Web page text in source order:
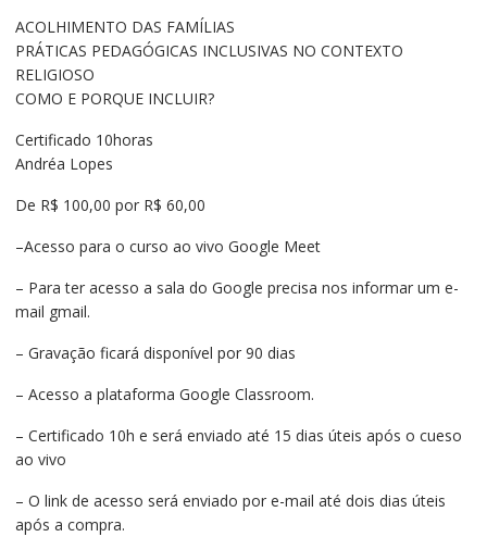
ACOLHIMENTO DAS FAMÍLIAS
PRÁTICAS PEDAGÓGICAS INCLUSIVAS NO CONTEXTO
RELIGIOSO
COMO E PORQUE INCLUIR?
Certificado 10horas
Andréa Lopes
De R$ 100,00 por R$ 60,00
–Acesso para o curso ao vivo Google Meet
– Para ter acesso a sala do Google precisa nos informar um e-
mail gmail.
– Gravação ficará disponível por 90 dias
– Acesso a plataforma Google Classroom.
– Certificado 10h e será enviado até 15 dias úteis após o cueso
ao vivo
– O link de acesso será enviado por e-mail até dois dias úteis
após a compra.